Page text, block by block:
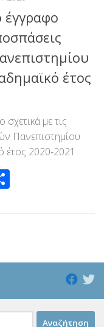
έτος
με τις
Πανεπιστημίου
έτος 2020-2021